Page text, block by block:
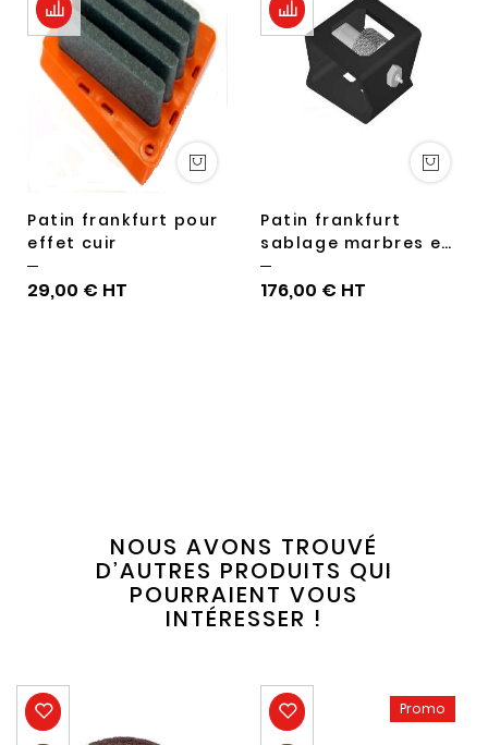
Patin frankfurt pour
effet cuir
29,00 €
Patin frankfurt
sablage marbres et
pierres
176,00 €
NOUS AVONS TROUVÉ
D’AUTRES PRODUITS QUI
POURRAIENT VOUS
INTÉRESSER !
Promo